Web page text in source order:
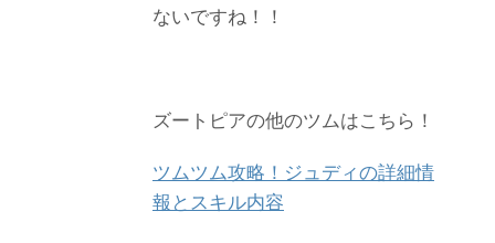
ないですね！！
ズートピアの他のツムはこちら！
ツムツム攻略！ジュディの詳細情
報とスキル内容